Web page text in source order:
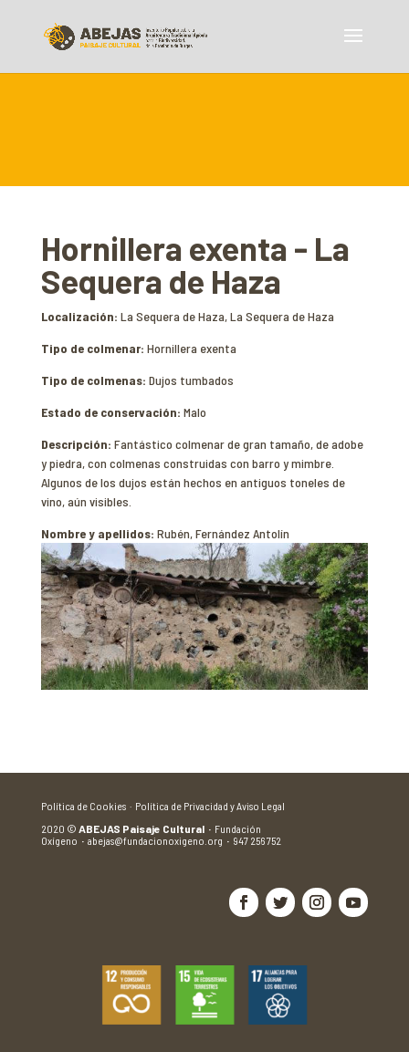
Hornillera exenta - La
Sequera de Haza
Localización: La Sequera de Haza, La Sequera de Haza
Tipo de colmenar: Hornillera exenta
Tipo de colmenas: Dujos tumbados
Estado de conservación: Malo
Descripción: Fantástico colmenar de gran tamaño, de adobe
y piedra, con colmenas construidas con barro y mimbre.
Algunos de los dujos están hechos en antiguos toneles de
vino, aún visibles.
Nombre y apellidos: Rubén, Fernández Antolín
Política de Cookies · Política de Privacidad y Aviso Legal
2020 © ABEJAS Paisaje Cultural · Fundación
Oxígeno · abejas@fundacionoxigeno.org · 947 256 752